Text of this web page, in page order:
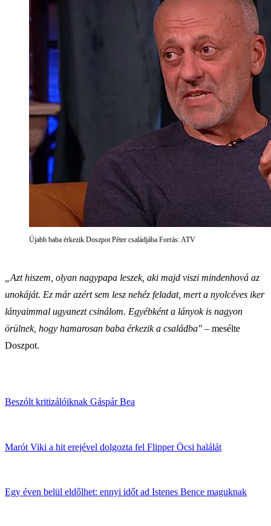
Újabb baba érkezik Doszpot Péter családjába Forrás: ATV
„Azt hiszem, olyan nagypapa leszek, aki majd viszi mindenhová az
unokáját. Ez már azért sem lesz nehéz feladat, mert a nyolcéves iker
lányaimmal ugyanezt csinálom. Egyébként a lányok is nagyon
örülnek, hogy hamarosan baba érkezik a családba" – mesélte
Doszpot.
Beszólt kritizálóiknak Gáspár Bea
Marót Viki a hit erejével dolgozta fel Flipper Öcsi halálát
Egy éven belül eldőlhet: ennyi időt ad Istenes Bence maguknak